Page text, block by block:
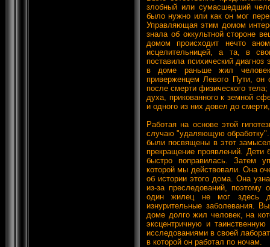
злобный или сумасшедший
было нужно или как он мог
Управляющая этим домом
знала об оккультной стороне
домом происходит нечто
исцелительницей, а та, в
поставила психический
в доме раньше жил
приверженцем Левого Пути, он
после смерти физического
духа, прикованного к земной
и одного из них довел до
Работая на основе этой
случаю "удаляющую
были посвящены в этот
прекращение проявлений. Дети
быстро поправилась. Затем
которой мы действовали. Она
об истории этого дома. Она
из-за преследований,
один жилец не мог здесь
изнурительные заболевания.
доме долго жил человек, на
эксцентричную и
исследованиями в своей
в которой он работал по ночам.